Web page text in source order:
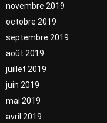
novembre 2019
octobre 2019
septembre 2019
août 2019
juillet 2019
juin 2019
mai 2019
avril 2019